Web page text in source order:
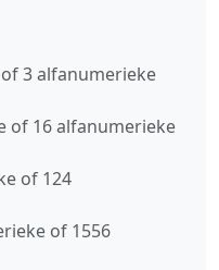
3 alfanumerieke
of 16 alfanumerieke
of 124
of 1556